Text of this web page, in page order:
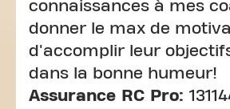
connaissances à mes
donner le max de
d'accomplir leur
dans la bonne humeur!
Assurance RC Pro: